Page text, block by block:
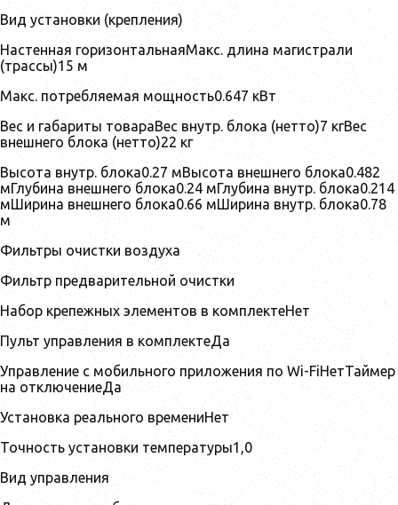
Вид установки (крепления)
Настенная горизонтальнаяМакс. длина магистрали
(трассы)15 м
Макс. потребляемая мощность0.647 кВт
Вес и габариты товараВес внутр. блока (нетто)7 кгВес
внешнего блока (нетто)22 кг
Высота внутр. блока0.27 мВысота внешнего блока0.482
мГлубина внешнего блока0.24 мГлубина внутр. блока0.214
мШирина внешнего блока0.66 мШирина внутр. блока0.78
м
Фильтры очистки воздуха
Фильтр предварительной очистки
Набор крепежных элементов в комплектеНет
Пульт управления в комплектеДа
Управление c мобильного приложения по Wi-FiНетТаймер
на отключениеДа
Установка реального времениНет
Точность установки температуры1,0
Вид управления